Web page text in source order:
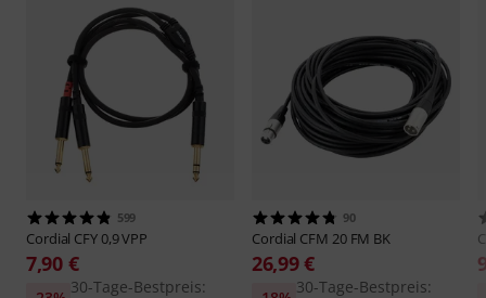
599
Cordial CFY 0,9 VPP
7,90 €
30-Tage-Bestpreis:
90
Cordial CFM 20 FM BK
26,99 €
30-Tage-Bestpreis: